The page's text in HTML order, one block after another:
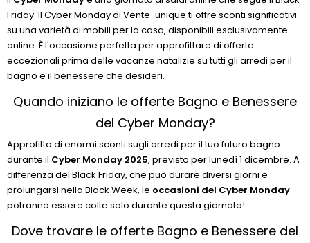
Friday. Il Cyber Monday di Vente-unique ti offre sconti significativi
su una varietà di mobili per la casa, disponibili esclusivamente
online. È l'occasione perfetta per approfittare di offerte
eccezionali prima delle vacanze natalizie su tutti gli arredi per il
bagno e il benessere che desideri.
Quando iniziano le offerte Bagno e Benessere
del Cyber Monday?
Approfitta di enormi sconti sugli arredi per il tuo futuro bagno
durante il Cyber Monday 2025, previsto per lunedì 1 dicembre. A
differenza del Black Friday, che può durare diversi giorni e
prolungarsi nella Black Week, le occasioni del Cyber Monday
potranno essere colte solo durante questa giornata!
Dove trovare le offerte Bagno e Benessere del